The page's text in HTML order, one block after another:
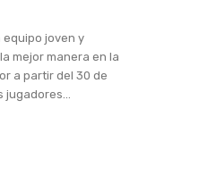
equipo joven y
mejor manera en la
a partir del 30 de
jugadores...